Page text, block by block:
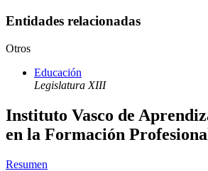
Entidades relacionadas
Otros
Educación
Legislatura XIII
Instituto Vasco de
en la Formación
Resumen